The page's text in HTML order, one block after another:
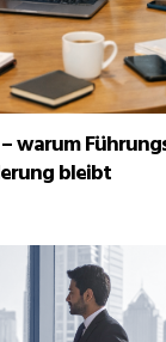
warum
bleibt